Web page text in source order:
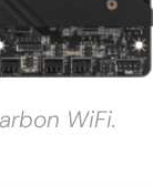
WiFi.